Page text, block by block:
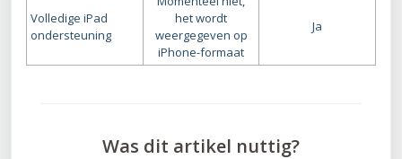
Volledige iPad
ondersteuning
het wordt
weergegeven op
iPhone-formaat
Ja
Was dit artikel nuttig?